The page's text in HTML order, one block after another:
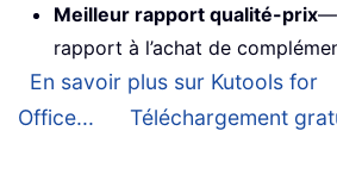
Meilleur rapport qualité-prix—
rapport à l’achat de
En savoir plus sur Kutools for
Office...
Téléchargement